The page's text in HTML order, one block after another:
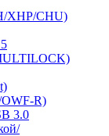
XHP/CHU)
R)
3.0